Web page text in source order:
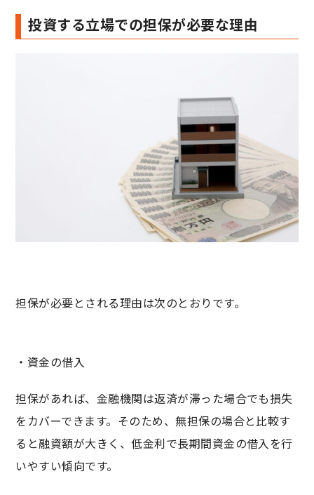
投資する立場での担保が必要な理由
担保が必要とされる理由は次のとおりです。
・資金の借入
担保があれば、金融機関は返済が滞った場合でも損失
をカバーできます。そのため、無担保の場合と比較す
ると融資額が大きく、低金利で長期間資金の借入を行
いやすい傾向です。